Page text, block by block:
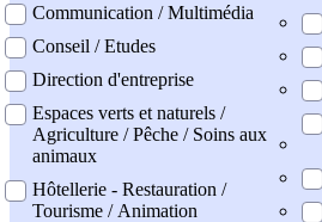
Communication / Multimédia
Conseil / Etudes
Direction d'entreprise
Espaces verts et naturels /
Agriculture / Pêche / Soins aux
animaux
Hôtellerie - Restauration /
Tourisme / Animation